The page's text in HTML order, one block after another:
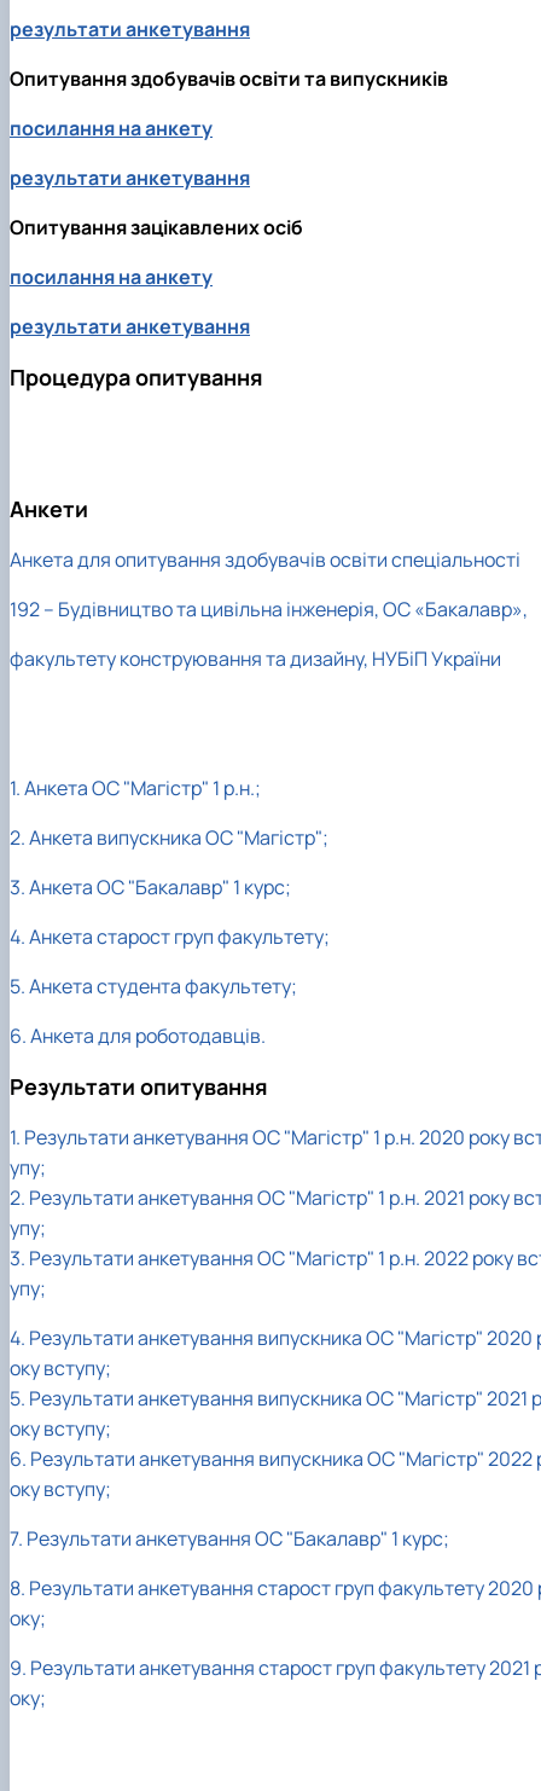
результати анкетування
Опитування здобувачів освіти та випускників
посилання на анкету
результати анкетування
Опитування зацікавлених осіб
посилання на анкету
результати анкетування
Процедура опитування
Анкети
Анкета для опитування здобувачів освіти спеціальності
192 – Будівництво та цивільна інженерія, ОС «Бакалавр»,
факультету конструювання та дизайну, НУБіП України
1. Анкета ОС "Магістр" 1 р.н.;
2. Анкета випускника ОС "Магістр";
3. Анкета ОС "Бакалавр" 1 курс;
4. Анкета старост груп факультету;
5. Анкета студента факультету;
6. Анкета для роботодавців.
Результати опитування
1. Результати анкетування ОС "Магістр" 1 р.н. 2020 року
упу;
2. Результати анкетування ОС "Магістр" 1 р.н. 2021 року
упу;
3. Результати анкетування ОС "Магістр" 1 р.н. 2022 року
упу;
4. Результати анкетування випускника ОС "Магістр" 2020
оку вступу;
5. Результати анкетування випускника ОС "Магістр" 2021 р
оку вступу;
6. Результати анкетування випускника ОС "Магістр" 2022
оку вступу;
7. Результати анкетування ОС "Бакалавр" 1 курс;
8. Результати анкетування старост груп факультету 2020
оку;
9. Результати анкетування старост груп факультету 2021
оку;